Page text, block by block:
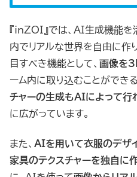
『inZOI』では、AI生成機能を
内でリアルな世界を自由に作
目すべき機能として、 画像を
ーム内に取り込むことができる
チャーの生成もAIによって行
に広がっています。
また、 AIを用いて衣服のデザ
家具のテクスチャーを独自に